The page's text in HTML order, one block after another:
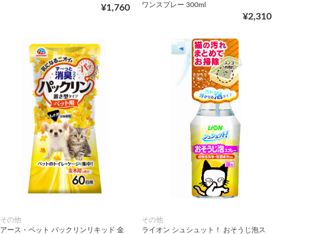
¥1,760
ワンスプレー 300ml
¥2,310
その他
アース・ペット パックリンリキッド 金
その他
ライオン シュシュット！ おそうじ泡ス